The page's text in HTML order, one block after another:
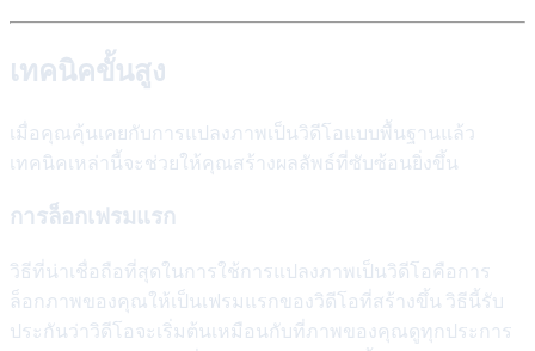
เทคนิคขั้นสูง
เมื่อคุณคุ้นเคยกับการแปลงภาพเป็นวิดีโอแบบพื้นฐานแล้ว
เทคนิคเหล่านี้จะช่วยให้คุณสร้างผลลัพธ์ที่ซับซ้อนยิ่งขึ้น
การล็อกเฟรมแรก
วิธีที่น่าเชื่อถือที่สุดในการใช้การแปลงภาพเป็นวิดีโอคือการ
ล็อกภาพของคุณให้เป็นเฟรมแรกของวิดีโอที่สร้างขึ้น วิธีนี้รับ
ประกันว่าวิดีโอจะเริ่มต้นเหมือนกับที่ภาพของคุณดูทุกประการ